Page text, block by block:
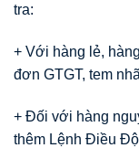
tra:
+ Với hàng lẻ,
đơn GTGT, tem
+ Đối với hàng
thêm Lệnh Điều